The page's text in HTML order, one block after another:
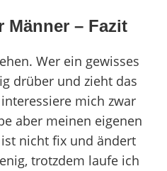
Männer – Fazit
Wer ein gewisses
drüber und zieht das
mich zwar
aber meinen eigenen
nicht fix und ändert
trotzdem laufe ich